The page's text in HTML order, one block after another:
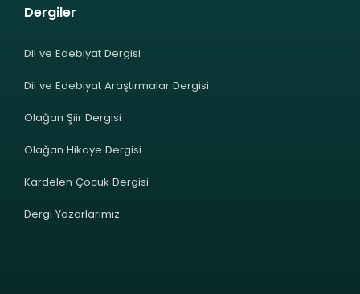
Dergiler
Dil ve Edebiyat Dergisi
Dil ve Edebiyat Araştırmalar Dergisi
Olağan Şiir Dergisi
Olağan Hikaye Dergisi
Kardelen Çocuk Dergisi
Dergi Yazarlarımız